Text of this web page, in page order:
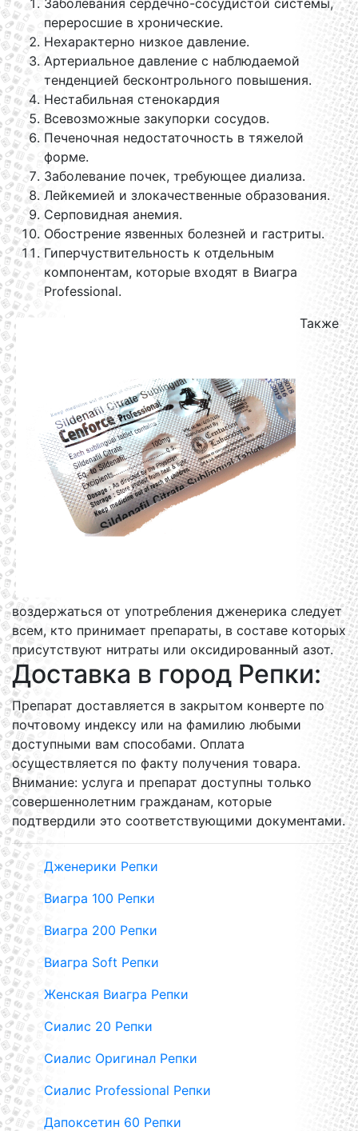
Заболевания сердечно-сосудистой системы,
переросшие в хронические.
Нехарактерно низкое давление.
Артериальное давление с наблюдаемой
тенденцией бесконтрольного повышения.
Нестабильная стенокардия
Всевозможные закупорки сосудов.
Печеночная недостаточность в тяжелой
форме.
Заболевание почек, требующее диализа.
Лейкемией и злокачественные образования.
Серповидная анемия.
Обострение язвенных болезней и гастриты.
Гиперчуствительность к отдельным
компонентам, которые входят в Виагра
Professional.
Также
воздержаться от употребления дженерика следует
всем, кто принимает препараты, в составе которых
присутствуют нитраты или оксидированный азот.
Доставка в город Репки:
Препарат доставляется в закрытом конверте по
почтовому индексу или на фамилию любыми
доступными вам способами. Оплата
осуществляется по факту получения товара.
Внимание: услуга и препарат доступны только
совершеннолетним гражданам, которые
подтвердили это соответствующими документами.
Дженерики Репки
Виагра 100 Репки
Виагра 200 Репки
Виагра Soft Репки
Женская Виагра Репки
Сиалис 20 Репки
Сиалис Оригинал Репки
Сиалис Professional Репки
Дапоксетин 60 Репки